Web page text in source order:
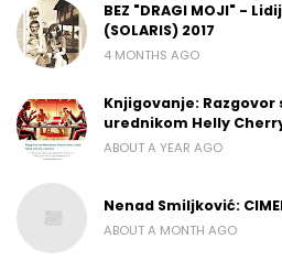
BEZ "DRAGI MOJI" -
(SOLARIS) 2017
4 MONTHS AGO
Knjigovanje:
urednikom Helly
ABOUT A YEAR AGO
Nenad Smiljković:
ABOUT A MONTH AGO